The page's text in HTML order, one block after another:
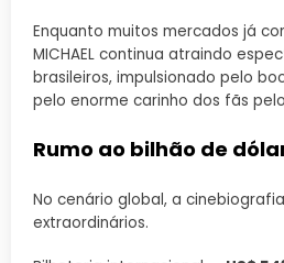
Enquanto muitos mercados já
MICHAEL continua atraindo
brasileiros, impulsionado pelo
pelo enorme carinho dos fãs
Rumo ao bilhão de
No cenário global, a
extraordinários.